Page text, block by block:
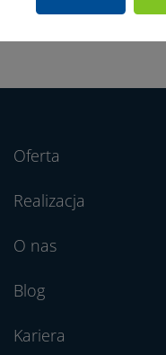
Łódzkie
Oferta
Realizacja
O nas
Blog
Kariera